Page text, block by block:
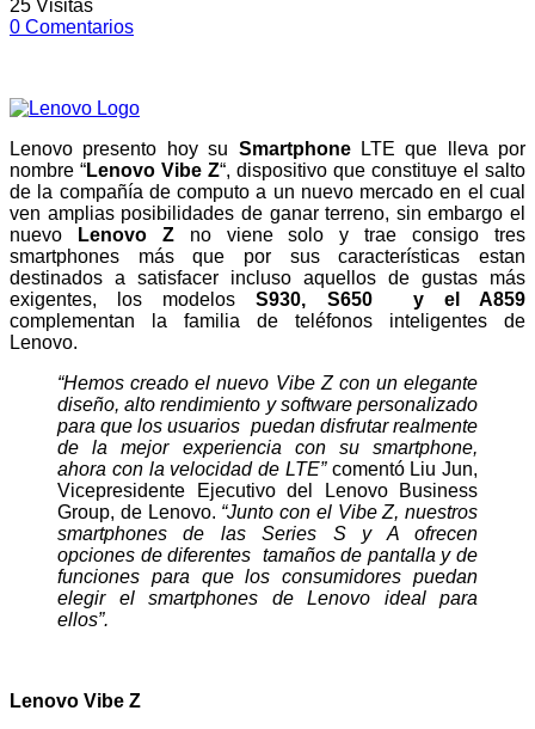
25 Visitas
0 Comentarios
Lenovo presento hoy su SmartphoneLTE que lleva por
nombre “Lenovo Vibe Z“, dispositivo que constituye el salto
de la compañía de computo a un nuevo mercado en el cual
ven amplias posibilidades de ganar terreno, sin embargo el
nuevo
Lenovo Zno viene solo y trae consigo tres
smartphones más que por sus características estan
destinados a satisfacer incluso aquellos de gustas más
exigentes, los modelosS930, S650 y el A859
complementan la familia de teléfonos inteligentes de
Lenovo.
“Hemos creado el nuevo Vibe Z con un elegante
diseño, alto rendimiento y software personalizado
para que los usuarios puedan disfrutar realmente
de la mejor experiencia con su smartphone,
ahora con la velocidad de LTE”comentó Liu Jun,
Vicepresidente Ejecutivo del Lenovo Business
Group, de Lenovo. “Junto con el Vibe Z, nuestros
smartphones de las Series S y A ofrecen
opciones de diferentes tamaños de pantalla y de
funciones para que los consumidores puedan
elegir el smartphones de Lenovo ideal para
ellos”.
Lenovo Vibe Z